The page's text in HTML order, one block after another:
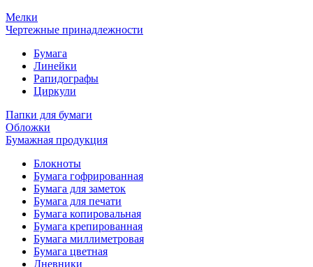
Мелки
Чертежные принадлежности
Бумага
Линейки
Рапидографы
Циркули
Папки для бумаги
Обложки
Бумажная продукция
Блокноты
Бумага гофрированная
Бумага для заметок
Бумага для печати
Бумага копировальная
Бумага крепированная
Бумага миллиметровая
Бумага цветная
Дневники